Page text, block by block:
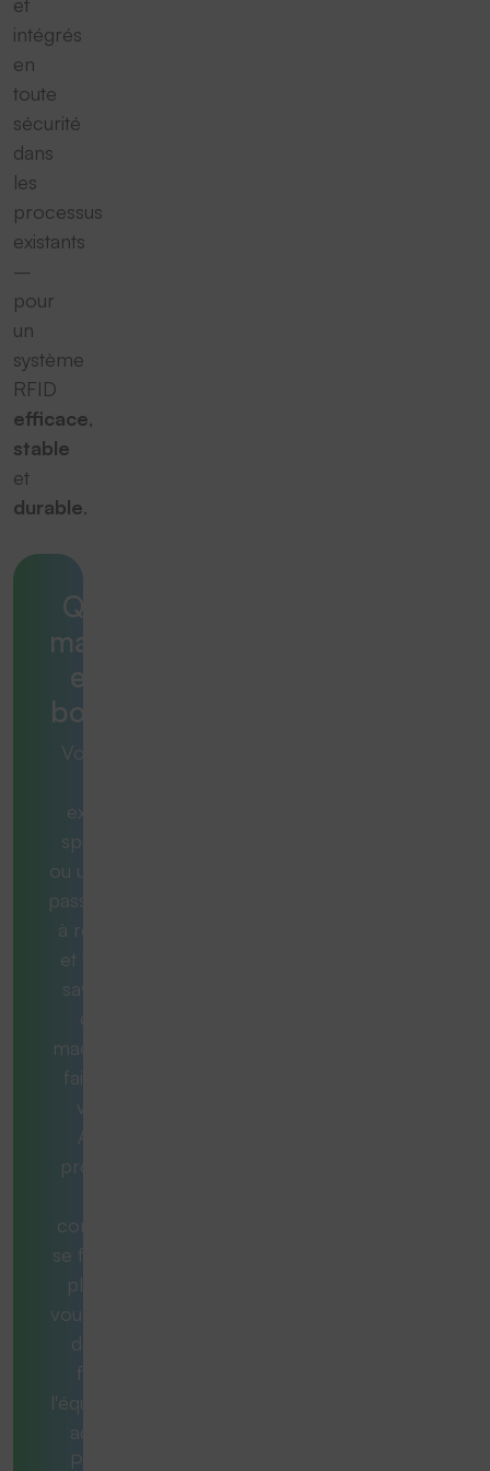
intégrés
en
toute
sécurité
dans
les
processus
existants
–
pour
un
système
RFID
efficace,
stable
et
durable.
Quelle
machine
est la
bonne ?
Vous avez
exigence
spécifique
ou une tâche
passionnante
à résoudre
et vous ne
savez pas
quelle
machine est
faite pour
vous ?
Aucun
problème.
consultants
se feront un
plaisir de
vous aider et
de vous
fournir
l'équipement
adéquat.
Pour ce